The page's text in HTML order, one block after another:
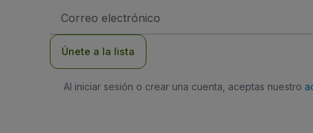
de
Únete a la lista
Al iniciar sesión o crear una cuenta, aceptas nuestro